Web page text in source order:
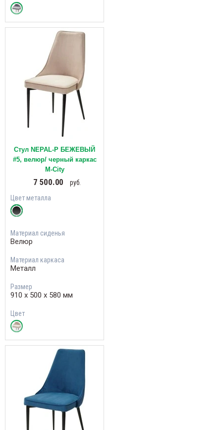
Стул NEPAL-P БЕЖЕВЫЙ
#5, велюр/ черный каркас
М-City
7 500.00
руб.
Цвет металла
Материал сиденья
Велюр
Материал каркаса
Металл
Размер
910 х 500 х 580 мм
Цвет